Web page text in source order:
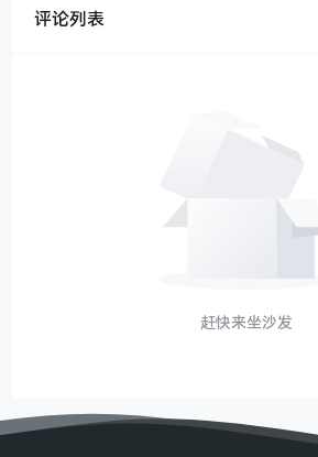
评论列表
赶快来坐沙发